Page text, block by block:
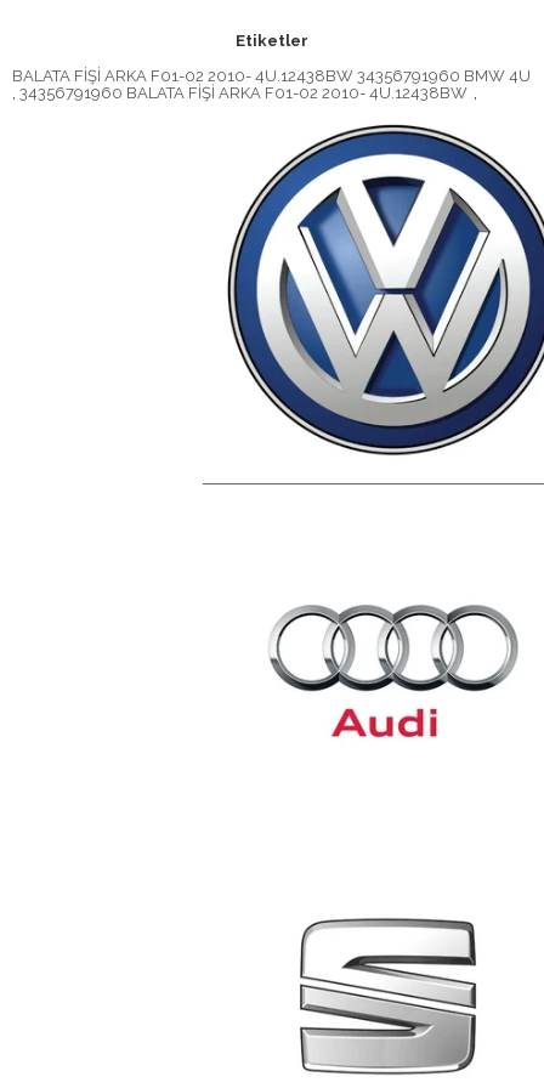
Etiketler
BALATA FİŞİ ARKA F01-02 2010- 4U.12438BW 34356791960 BMW 4U
, 34356791960 BALATA FİŞİ ARKA F01-02 2010- 4U.12438BW ,